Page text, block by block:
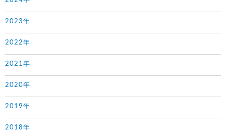
2023年
2022年
2021年
2020年
2019年
2018年